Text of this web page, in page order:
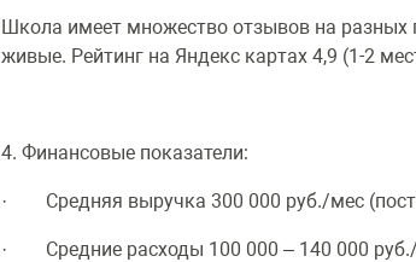
Школа имеет множество отзывов на разных
живые. Рейтинг на Яндекс картах 4,9 (1-2
4. Финансовые показатели:
· Средняя выручка 300 000 руб./мес
· Средние расходы 100 000 – 140 000